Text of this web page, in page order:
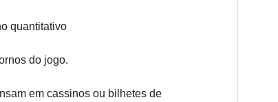
quantitativo
do jogo.
em cassinos ou bilhetes de